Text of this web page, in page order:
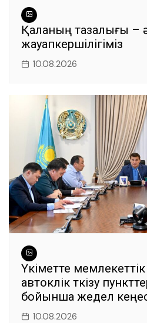
Қаланың тазалығы –
жауапкершілігіміз
10.08.2026
Үкіметте
автокөлік өткізу
бойынша жедел кеңес
10.08.2026